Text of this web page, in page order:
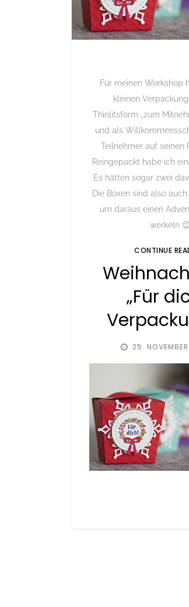
25.
„Für
Für meinen Workshop
kleinen
Thinlitsform „zum
und als
Teilnehmer auf seinen
Reingepackt habe ich
Es hätten sogar zwei
Die Boxen sind also
um daraus einen
werkeln
CONTINUE